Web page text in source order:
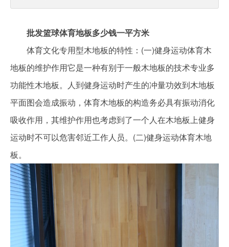
批发篮球体育地板多少钱一平方米
体育文化专用型木地板的特性：(一)健身运动体育木
地板的维护作用它是一种有别于一般木地板的技术专业多
功能性木地板。人到健身运动时产生的冲量功效到木地板
平面图会造成振动，体育木地板的构造务必具有振动消化
吸收作用，其维护作用也考虑到了一个人在木地板上健身
运动时不可以危害邻近工作人员。(二)健身运动体育木地
板。